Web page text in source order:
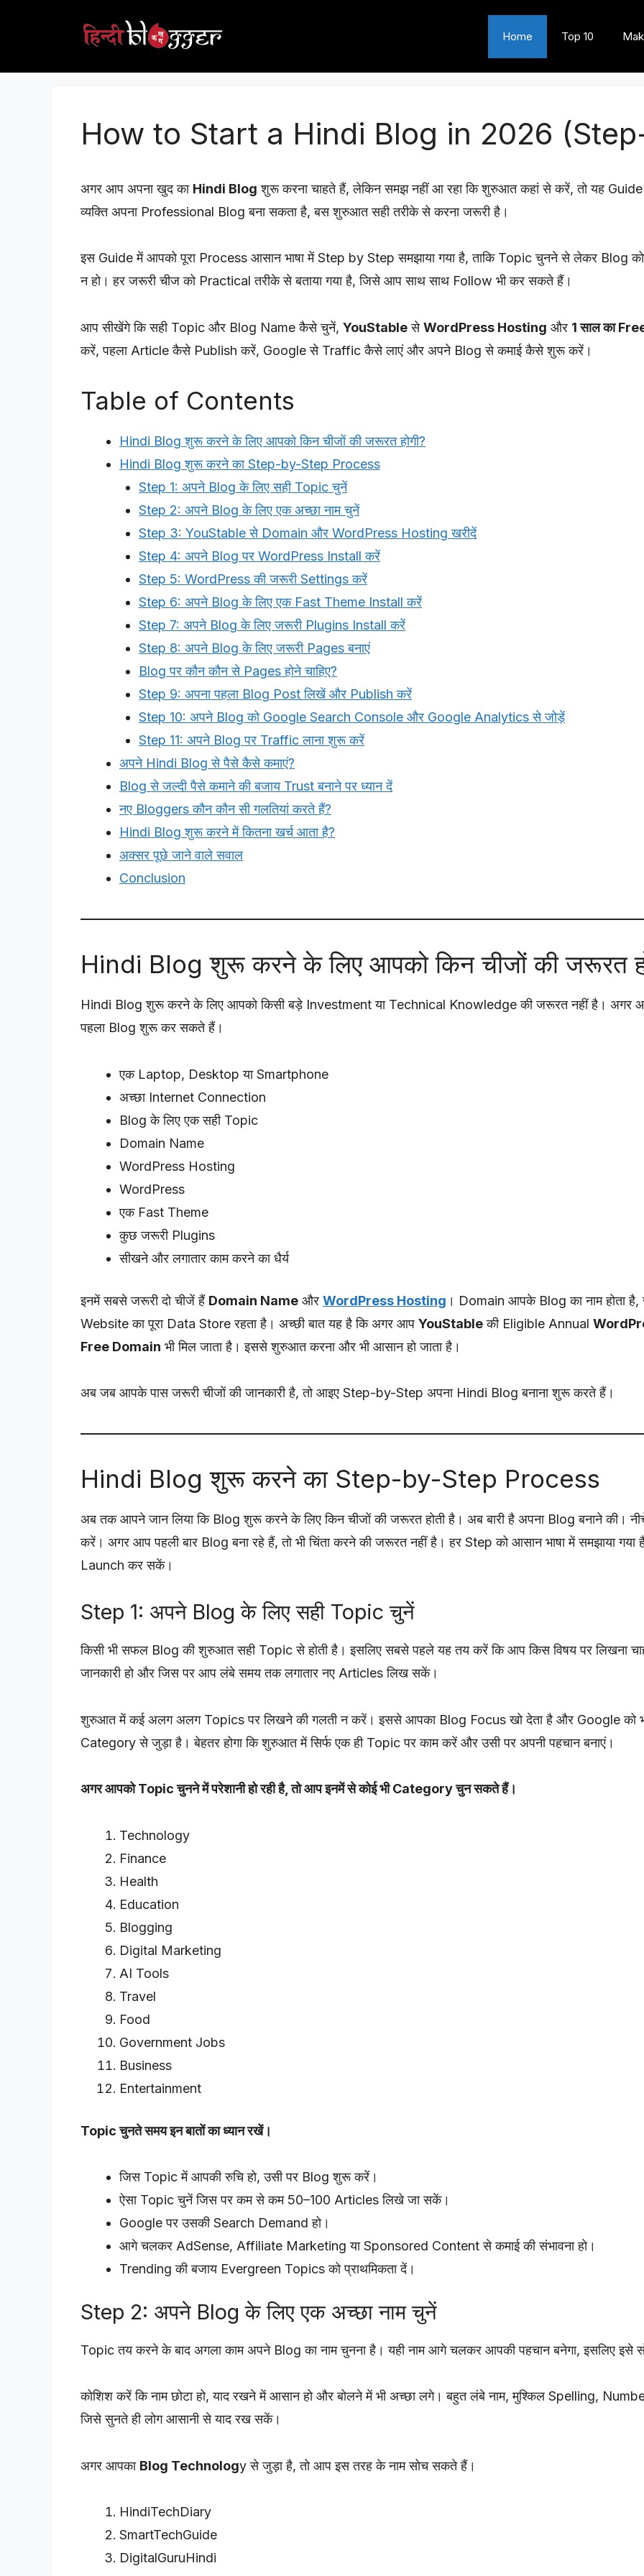
Home Top 10
How to Start a Hindi Blog in 2026
अगर आप अपना खुद का Hindi Blog शुरू करना चाहते हैं, लेकिन समझ नहीं आ रहा कि शुरुआत कहां से करें, तो यह
व्यक्ति अपना Professional Blog बना सकता है, बस शुरुआत सही तरीके से करना जरूरी है।
इस Guide में आपको पूरा Process आसान भाषा में Step by Step समझाया गया है, ताकि Topic चुनने से लेकर Blog
न हो। हर जरूरी चीज को Practical तरीके से बताया गया है, जिसे आप साथ साथ Follow भी कर सकते हैं।
आप सीखेंगे कि सही Topic और Blog Name कैसे चुनें, YouStableसेWordPress Hosting और 1 साल का
करें, पहला Article कैसे Publish करें, Google से Traffic कैसे लाएं और अपने Blog से कमाई कैसे शुरू करें।
Table of Contents
Hindi Blog शुरू करने के लिए आपको किन चीजों की जरूरत होगी?
Hindi Blog शुरू करने का Step-by-Step Process
Step 1: अपने Blog के लिए सही Topic चुनें
Step 2: अपने Blog के लिए एक अच्छा नाम चुनें
Step 3: YouStable से Domain और WordPress Hosting खरीदें
Step 4: अपने Blog पर WordPress Install करें
Step 5: WordPress की जरूरी Settings करें
Step 6: अपने Blog के लिए एक Fast Theme Install करें
Step 7: अपने Blog के लिए जरूरी Plugins Install करें
Step 8: अपने Blog के लिए जरूरी Pages बनाएं
Blog पर कौन कौन से Pages होने चाहिए?
Step 9: अपना पहला Blog Post लिखें और Publish करें
Step 10: अपने Blog को Google Search Console और Google Analytics से जोड़ें
Step 11: अपने Blog पर Traffic लाना शुरू करें
अपने Hindi Blog से पैसे कैसे कमाएं?
Blog से जल्दी पैसे कमाने की बजाय Trust बनाने पर ध्यान दें
नए Bloggers कौन कौन सी गलतियां करते हैं?
Hindi Blog शुरू करने में कितना खर्च आता है?
अक्सर पूछे जाने वाले सवाल
Conclusion
Hindi Blog शुरू करने के लिए आपको किन चीजों की जरूरत
Hindi Blog शुरू करने के लिए आपको किसी बड़े Investment या Technical Knowledge की जरूरत नहीं है। अगर
पहला Blog शुरू कर सकते हैं।
एक Laptop, Desktop या Smartphone
अच्छा Internet Connection
Blog के लिए एक सही Topic
Domain Name
WordPress Hosting
WordPress
एक Fast Theme
कुछ जरूरी Plugins
सीखने और लगातार काम करने का धैर्य
इनमें सबसे जरूरी दो चीजें हैं Domain Name और WordPress Hosting । Domain आपके Blog का नाम होता
Website का पूरा Data Store रहता है। अच्छी बात यह है कि अगर आप YouStableकी Eligible Annual
Free Domain भी मिल जाता है। इससे शुरुआत करना और भी आसान हो जाता है।
अब जब आपके पास जरूरी चीजों की जानकारी है, तो आइए Step-by-Step अपना Hindi Blog बनाना शुरू करते हैं।
Hindi Blog शुरू करने का Step-by-Step Process
अब तक आपने जान लिया कि Blog शुरू करने के लिए किन चीजों की जरूरत होती है। अब बारी है अपना Blog बनाने की।
करें। अगर आप पहली बार Blog बना रहे हैं, तो भी चिंता करने की जरूरत नहीं है। हर Step को आसान भाषा में समझाया गया
Launch कर सकें।
Step 1: अपने Blog के लिए सही Topic चुनें
किसी भी सफल Blog की शुरुआत सही Topic से होती है। इसलिए सबसे पहले यह तय करें कि आप किस विषय पर लिखना
जानकारी हो और जिस पर आप लंबे समय तक लगातार नए Articles लिख सकें।
शुरुआत में कई अलग अलग Topics पर लिखने की गलती न करें। इससे आपका Blog Focus खो देता है और Google को
Category से जुड़ा है। बेहतर होगा कि शुरुआत में सिर्फ एक ही Topic पर काम करें और उसी पर अपनी पहचान बनाएं।
अगर आपको Topic चुनने में परेशानी हो रही है, तो आप इनमें से कोई भी Category चुन सकते हैं।
Technology
Finance
Health
Education
Blogging
Digital Marketing
AI Tools
Travel
Food
Government Jobs
Business
Entertainment
Topic चुनते समय इन बातों का ध्यान रखें।
जिस Topic में आपकी रुचि हो, उसी पर Blog शुरू करें।
ऐसा Topic चुनें जिस पर कम से कम 50–100 Articles लिखे जा सकें।
Google पर उसकी Search Demand हो।
आगे चलकर AdSense, Affiliate Marketing या Sponsored Content से कमाई की संभावना हो।
Trending की बजाय Evergreen Topics को प्राथमिकता दें।
Step 2: अपने Blog के लिए एक अच्छा नाम चुनें
Topic तय करने के बाद अगला काम अपने Blog का नाम चुनना है। यही नाम आगे चलकर आपकी पहचान बनेगा, इसलिए
कोशिश करें कि नाम छोटा हो, याद रखने में आसान हो और बोलने में भी अच्छा लगे। बहुत लंबे नाम, मुश्किल Spelling,
जिसे सुनते ही लोग आसानी से याद रख सकें।
अगर आपका Blog Technology से जुड़ा है, तो आप इस तरह के नाम सोच सकते हैं।
HindiTechDiary
SmartTechGuide
DigitalGuruHindi